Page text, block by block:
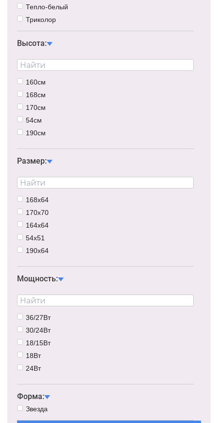
Тепло-белый
Триколор
Высота:
160см
168см
170см
54см
190см
Размер:
168х64
170х70
164х64
54х51
190х64
Мощность:
36/27Вт
30/24Вт
18/15Вт
18Вт
24Вт
36Вт
24/18Вт
12/9Вт
Форма:
Звезда